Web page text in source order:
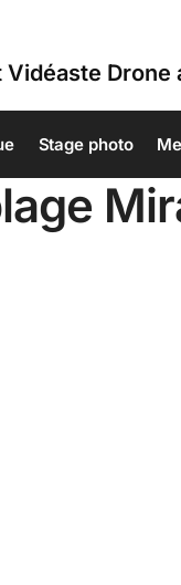
Drone
Stage photo